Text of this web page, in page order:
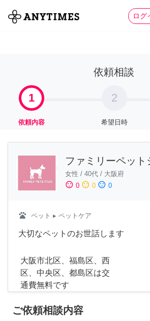
ログ
全て 家
依頼相談
1
依頼内容
2
希望日時
ファミリーペット
女性 / 40代 / 大阪府
sentiment_satisfied 0 sentiment_neutral 0 sentiment_dissatisfied 0
pets ペット ▸ ペットケア
大切なペットのお世話します
大阪市北区、福島区、西
区、中央区、都島区は交
通費無料です
ご依頼相談内容